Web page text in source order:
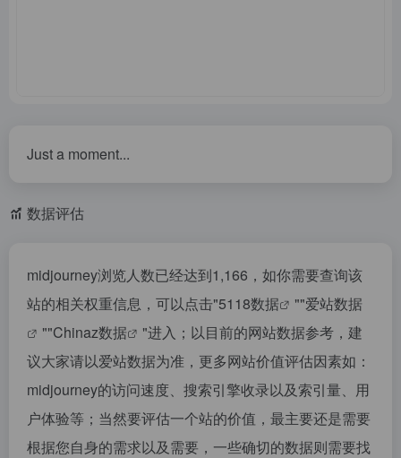
Just a moment...
数据评估
midjourney浏览人数已经达到1,166，如你需要查询该
站的相关权重信息，可以点击"5118数据 ""爱站数据
""Chinaz数据
"进入；以目前的网站数据参考，建
议大家请以爱站数据为准，更多网站价值评估因素如：
midjourney的访问速度、搜索引擎收录以及索引量、用
户体验等；当然要评估一个站的价值，最主要还是需要
根据您自身的需求以及需要，一些确切的数据则需要找